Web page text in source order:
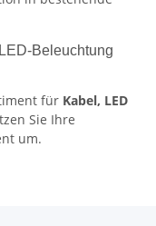
Beleuchtung
für Kabel, LED
Sie Ihre
um.